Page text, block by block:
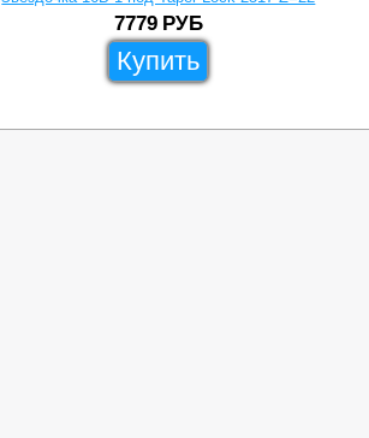
7779 РУБ
Купить